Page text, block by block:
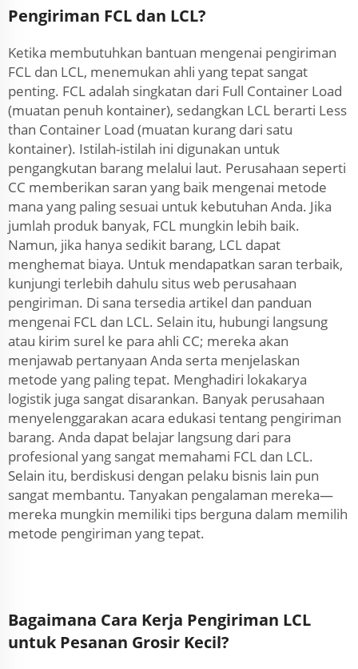
Pengiriman FCL dan LCL?
Ketika membutuhkan bantuan mengenai pengiriman
FCL dan LCL, menemukan ahli yang tepat sangat
penting. FCL adalah singkatan dari Full Container Load
(muatan penuh kontainer), sedangkan LCL berarti Less
than Container Load (muatan kurang dari satu
kontainer). Istilah-istilah ini digunakan untuk
pengangkutan barang melalui laut. Perusahaan seperti
CC memberikan saran yang baik mengenai metode
mana yang paling sesuai untuk kebutuhan Anda. Jika
jumlah produk banyak, FCL mungkin lebih baik.
Namun, jika hanya sedikit barang, LCL dapat
menghemat biaya. Untuk mendapatkan saran terbaik,
kunjungi terlebih dahulu situs web perusahaan
pengiriman. Di sana tersedia artikel dan panduan
mengenai FCL dan LCL. Selain itu, hubungi langsung
atau kirim surel ke para ahli CC; mereka akan
menjawab pertanyaan Anda serta menjelaskan
metode yang paling tepat. Menghadiri lokakarya
logistik juga sangat disarankan. Banyak perusahaan
menyelenggarakan acara edukasi tentang pengiriman
barang. Anda dapat belajar langsung dari para
profesional yang sangat memahami FCL dan LCL.
Selain itu, berdiskusi dengan pelaku bisnis lain pun
sangat membantu. Tanyakan pengalaman mereka—
mereka mungkin memiliki tips berguna dalam memilih
metode pengiriman yang tepat.
Bagaimana Cara Kerja Pengiriman LCL
untuk Pesanan Grosir Kecil?